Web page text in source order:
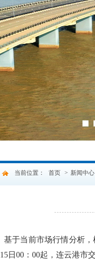
1
当前位置： 首页 > 新闻中心
基于当前市场行情分析
15日 00 ： 00起，连云港市